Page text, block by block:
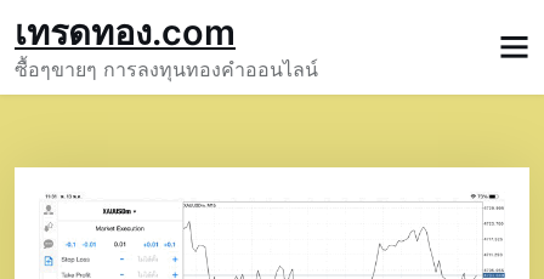
to
content
เทรดทอง.com
ซื้อๆขายๆ การลงทุนทองคำออนไลน์